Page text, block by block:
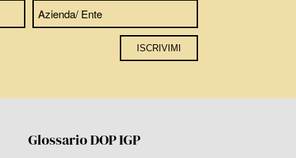
Glossario DOP IGP